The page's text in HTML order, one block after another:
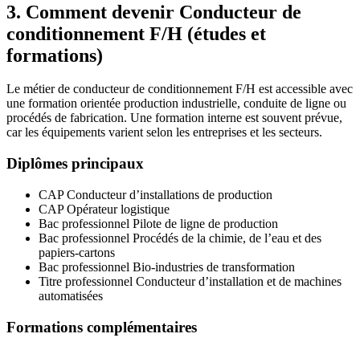
3. Comment devenir Conducteur de
conditionnement F/H (études et
formations)
Le métier de conducteur de conditionnement F/H est accessible avec
une formation orientée production industrielle, conduite de ligne ou
procédés de fabrication. Une formation interne est souvent prévue,
car les équipements varient selon les entreprises et les secteurs.
Diplômes principaux
CAP Conducteur d’installations de production
CAP Opérateur logistique
Bac professionnel Pilote de ligne de production
Bac professionnel Procédés de la chimie, de l’eau et des
papiers-cartons
Bac professionnel Bio-industries de transformation
Titre professionnel Conducteur d’installation et de machines
automatisées
Formations complémentaires